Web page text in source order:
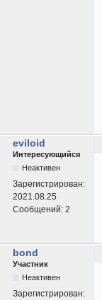
eviloid
Интересующийся
Неактивен
Зарегистрирован:
2021.08.25
Сообщений: 2
bond
Участник
Неактивен
Зарегистрирован: